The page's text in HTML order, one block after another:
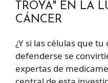
TROYA" EN LA
CÁNCER
¿Y si las células que
defenderse se
expertas de